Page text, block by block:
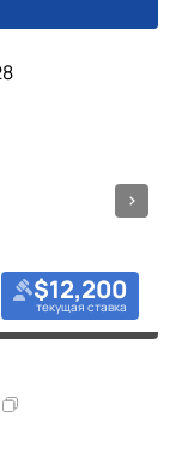
$12,200
текущая ставка